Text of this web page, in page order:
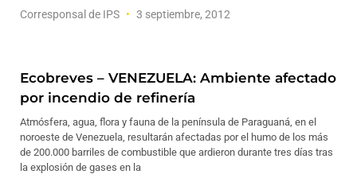
Corresponsal de IPS 3 septiembre, 2012
Ecobreves – VENEZUELA: Ambiente afectado
por incendio de refinería
Atmósfera, agua, flora y fauna de la península de Paraguaná, en el
noroeste de Venezuela, resultarán afectadas por el humo de los más
de 200.000 barriles de combustible que ardieron durante tres días tras
la explosión de gases en la